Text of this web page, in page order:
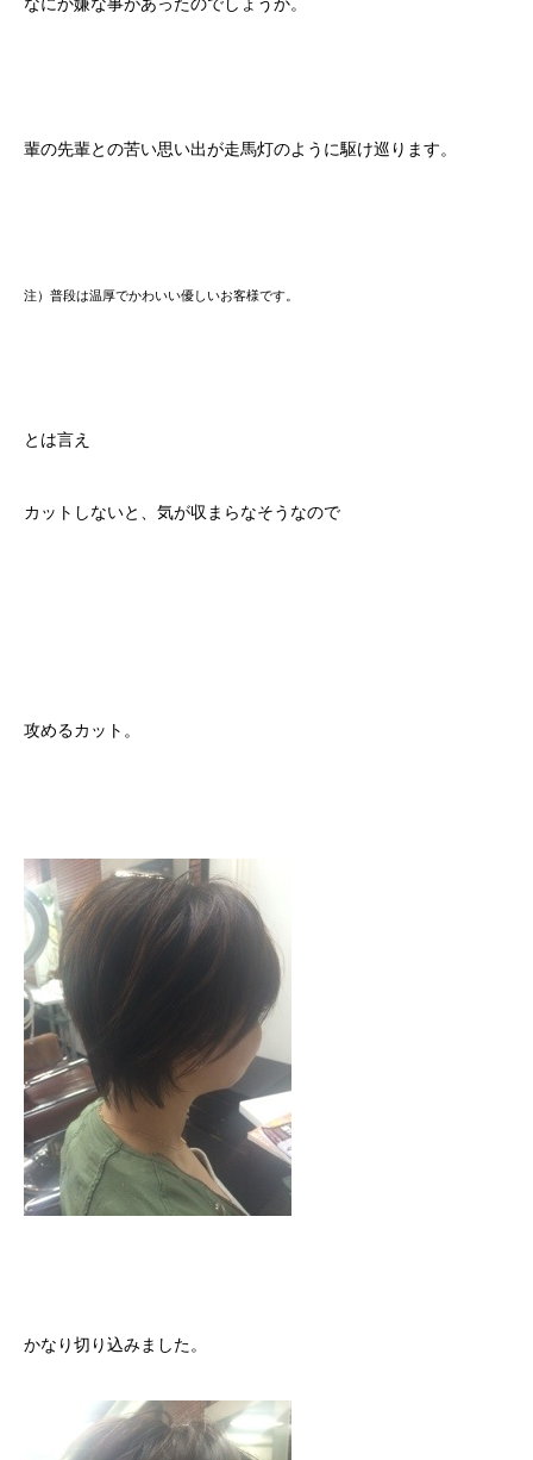
輩の先輩との苦い思い出が走馬灯のように駆け巡ります。
注）普段は温厚でかわいい優しいお客様です。
とは言え
カットしないと、気が収まらなそうなので
攻めるカット。
かなり切り込みました。